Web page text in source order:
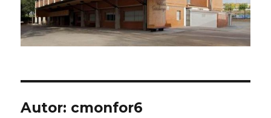
Autor: cmonfor6